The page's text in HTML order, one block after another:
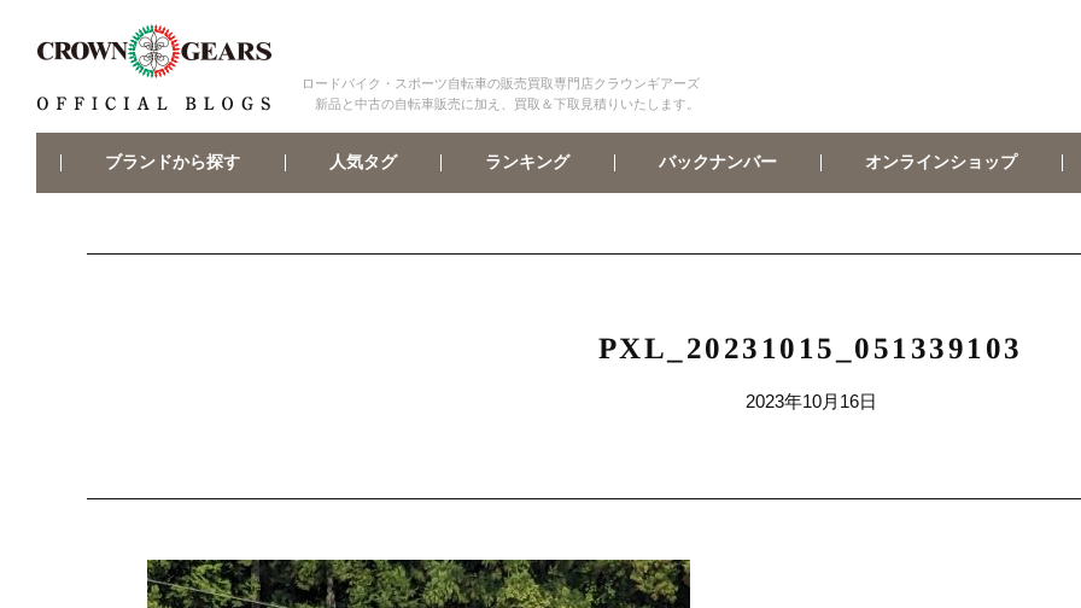
ロードバイク・スポーツ自転車の販売買取専門店クラウンギアーズ
新品と中古の自転車販売に加え、買取＆下取見積りいたします。
ブランドから探す 人気タグ ランキング バックナンバー オンラインショップ
PXL_20231015_051339103
2023年10月16日